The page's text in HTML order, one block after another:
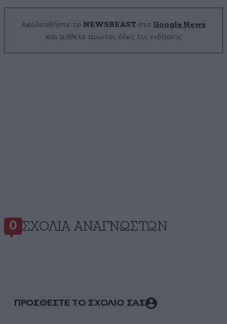
Ακολουθήστε το NEWSBEAST στο Google News
και μάθετε πρώτοι όλες τις ειδήσεις
0 ΣΧΌΛΙΑ ΑΝΑΓΝΩΣΤΏΝ
ΠΡΟΣΘΕΣΤΕ ΤΟ ΣΧΟΛΙΟ ΣΑΣ